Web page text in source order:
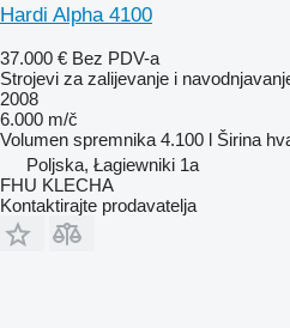
Hardi Alpha 4100
37.000 € Bez PDV-a
Strojevi za zaliјеvanje i
2008
6.000 m/č
Volumen spremnika 4.100 l Širina
Poljska, Łagiewniki 1a
FHU KLECHA
Kontaktirajte prodavatelja